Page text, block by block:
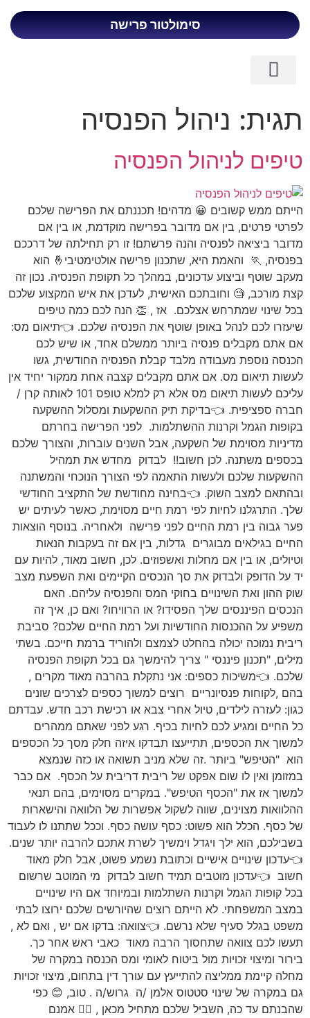
סימולטור פרישה
תגית: ניהול הפנסיה
טיפים לניהול הפנסיה
הייתם ממש קשובים 😀 מדהים! תכננתם את הפרישה שלכם
לפרטי פרטים, בין אם מדובר בפרישה מוקדמת, או בין אם
מדובר ביציאה לפנסיה והנה פרשתם! זו רק תחילתה של דרככם
בפנסיה, 🏃 והאמת היא, שתכנון פרישה אולטימטיבי🤞 הוא
מעקב שוטף וביצוע עדכונים, במהלך כל תקופת הפנסיה. נכון זה
קצת מורכב, 🧐 וחובתכם האישית, לעדכן את איש המקצוע שלכם
בכל שינוי שמתרחש אצלכם. אז , 👏 הנה לכם כמה טיפים
שיעזרו לכם לנהל באופן שוטף את הפנסיה שלכם. 👈תיאום מס:
אם אתם מקבלים פנסיה ביותר ממשלם אחד, או שיש לכם
הכנסה נוספת מעבודה מלבד קבלת הפנסיה החודשית, גשו
לעשות תיאום מס. אם אתם מקבלים קצבה אחת ממקור יחיד אין
עליכם לעשות תיאום מס אלא רק למלא טופס 101 לאותה קרן /
חברה ספציפית. 👈בדיקת תיק ההשקעות ומסלול ההשקעה
בקופות הגמל וקרנות ההשתלמות. לפני הפרישה בחרתם
מדיניות מסוימת של השקעה, אבל השנים עוברות, והצורך שלכם
בכספים משתנה. לכן חשוב!! לבדוק מחדש את תמהיל
ההשקעות שלכם ולעשות התאמה לפי הצורך הנוכחי והמשתנה
ובהתאם למצב השוק. 👈בחינה מחודשת של התקציב החודשי
שלך. התרגלנו לחיות לפי רמת חיים מסוימת, כאשר לעיתים יש
פער גבוה בין רמת החיים לפני פרישה ולאחריה. בנוסף הוצאות
החיים בגילאים מבוגרים גדלות, בין אם זה בעקבות הנאות
וטיולים, או בין אם מחלות ואשפוזים. לכן, חשוב מאוד, להיות עם
יד על הדופק ולבדוק את סך הנכסים הקיימים ואת השפעת מצב
שוק ההון ואת השינויים בחוקי המס והפנסיה עליהם. האם
הנכסים הפיננסים שלך הפסידו? או הרוויחו? ואם כן, איך זה
משפיע על ההכנסות החודשיות ועל רמת החיים שלכם? סביבת
ריבית נמוכה יכולה בהחלט לצמצם ולהוריד ברמת חייכם. בשתי
מילים, "תכנון פיננסי " צריך להימשך גם בכל תקופת הפנסיה
שלכם. 👈משיכות כספים: אני נתקלת בהרבה מאוד מקרים ,
בהם ,לקוחות פנסיונריים רוצים למשוך כספים לצרכים שונים
כגון: לעזרה לילדים, טיול אחרי צבא או רכישת רכב חדש. עבדתם
כל החיים ומגיע לכם לחיות בכיף. רגע לפני שאתם ממהרים
למשוך את הכספים, תתייעצו תבדקו איזה חלק מסך כל הכספים
הוא "הטיפש" ביותר .זה שלא מניב תשואה או כזה שנמצא
במזומן ואין לו שום אפקט של ריבית דריבית על הכסף. אם כבר
למשוך אז את "הכסף הטיפש". במקרים מסוימים, בהם תנאי
ההלוואות מצוינים, שווה לשקול אפשרות של הלוואה והישארות
של כסף. הכלל הוא פשוט: כסף עושה כסף. וככל שתתנו לו לעבוד
בשבילכם, הוא ילך ויגדל וימשיך לשרת אתכם להרבה יותר שנים.
👈עדכון שינויים אישיים וכתובת נשמע פשוט, אבל חלק מאוד
חשוב 👈עדכון מוטבים תמיד חשוב לבדוק מי המוטב שרשום
בכל קופות הגמל וקרנות השתלמות ובמיוחד אם היו שינויים
במצב המשפחתי. לא הייתם רוצים שהיורשים שלכם ירוצו לבתי
משפט בגלל סעיף שלא נרשם. 👈צוואה: בדקו אם יש , ואם לא ,
תעשו לכם צוואה שתחסוך הרבה מאוד כאבי ראש אחר כך.
בירור ומיצוי זכויות מול ביטוח לאומי ומס הכנסה במקרה של
מחלה קיימת ממליצה להתייעץ עם עורך דין בתחום, מיצוי זכויות
גם במקרה של שינוי סטטוס אלמן /ה גרוש/ה . טוב, 😊 כפי
שהבנתם עד כה, השביל שלכם מתחיל מכאן , 🚵‍♀️ אמנם